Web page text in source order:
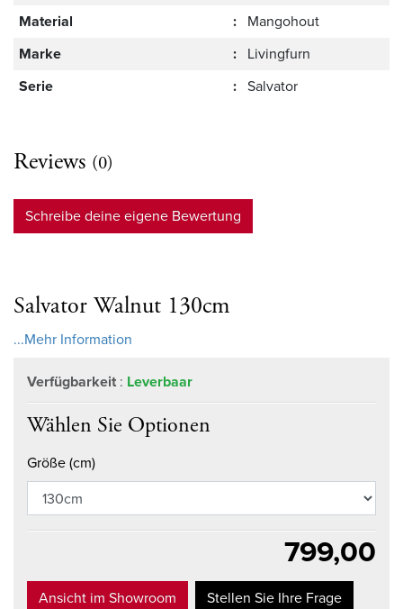
Material
: Mangohout
Marke
: Livingfurn
Serie
: Salvator
Reviews (0)
Schreibe deine eigene Bewertung
Salvator Walnut 130cm
...Mehr Information
Verfügbarkeit : Leverbaar
Wählen Sie Optionen
Größe (cm)
799,00
Ansicht im Showroom Stellen Sie Ihre Frage